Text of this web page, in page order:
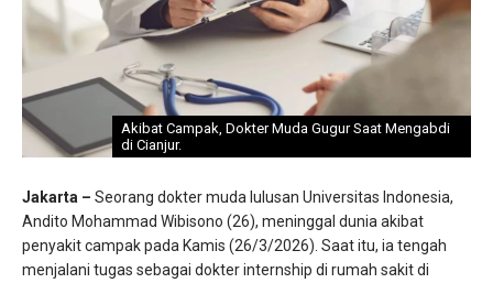
Akibat Campak, Dokter Muda Gugur Saat Mengabdi
di Cianjur.
Jakarta – Seorang dokter muda lulusan Universitas Indonesia,
Andito Mohammad Wibisono (26), meninggal dunia akibat
penyakit campak pada Kamis (26/3/2026). Saat itu, ia tengah
menjalani tugas sebagai dokter internship di rumah sakit di